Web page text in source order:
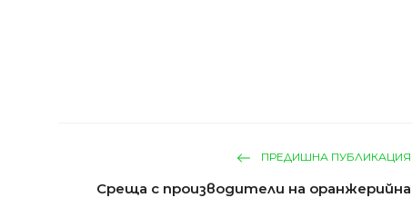
ПРЕДИШНА ПУБЛИКАЦИЯ
Среща с производители на оранжерийна